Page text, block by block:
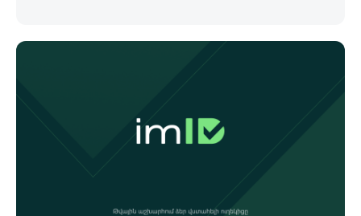
ՀԱԹ 09:00-20:00 09:00-17:00 Երևան Ազատություն
09:00-19:00 09:00-17:00 Երևան Կոմիտաս 1 09:00-